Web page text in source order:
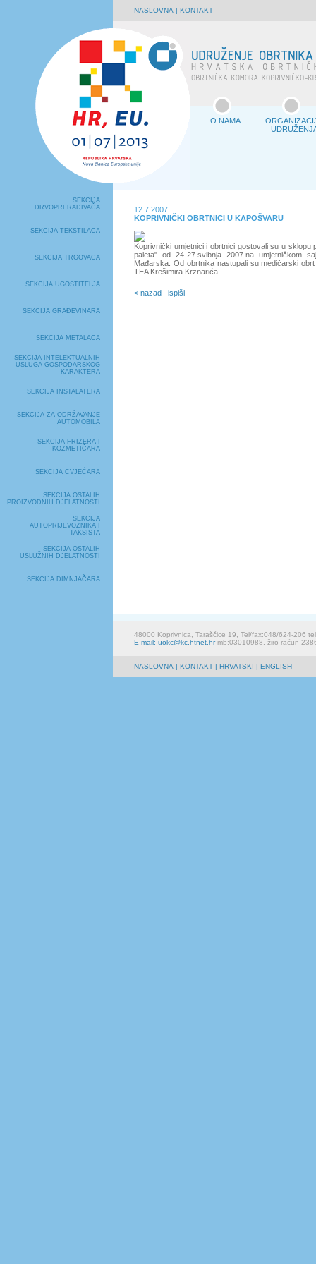
NASLOVNA | KONTAKT
O NAMA
SEKCIJA
DRVOPRERAĐIVAČA
SEKCIJA TEKSTILACA
SEKCIJA TRGOVACA
SEKCIJA UGOSTITELJA
SEKCIJA GRAĐEVINARA
SEKCIJA METALACA
SEKCIJA INTELEKTUALNIH
USLUGA GOSPODARSKOG
KARAKTERA
SEKCIJA INSTALATERA
SEKCIJA ZA ODRŽAVANJE
AUTOMOBILA
SEKCIJA FRIZERA I
KOZMETIČARA
SEKCIJA CVJEĆARA
SEKCIJA OSTALIH
PROIZVODNIH DJELATNOSTI
SEKCIJA
AUTOPRIJEVOZNIKA I
TAKSISTA
SEKCIJA OSTALIH
USLUŽNIH DJELATNOSTI
SEKCIJA DIMNJAČARA
12.7.2007.
KOPRIVNIČKI OBRTNICI U KAPOŠVARU
Koprivnički umjetnici i obrtnici gostovali su u sklopu
paleta" od 24-27.svibnja 2007.na umjetničkom
Mađarska. Od obrtnika nastupali su medičarski obrt
TEA Krešimira Krznarića.
< nazad ispiši
48000 Koprivnica, Taraščice 19, Tel/fax:048/624-206
E-mail: uokc@kc.htnet.hrmb:03010988, žiro račun
NASLOVNA | KONTAKT | HRVATSKI | ENGLISH